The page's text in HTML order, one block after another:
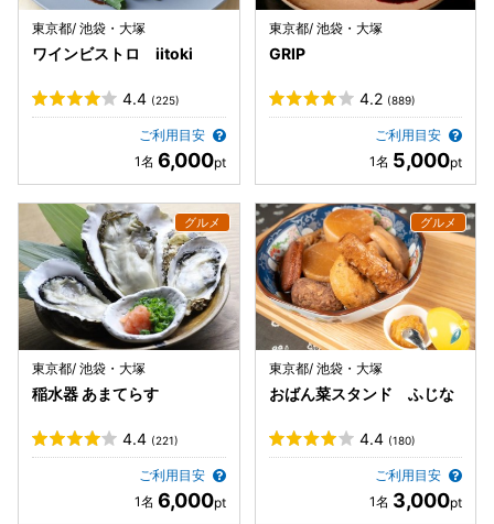
東京都/ 池袋・大塚
ワインビストロ iitoki
4.4 (225)
ご利用目安
6,000
東京都/ 池袋・大塚
GRIP
4.2 (889)
ご利用目安
5,000
東京都/ 池袋・大塚
稲水器 あまてらす
4.4 (221)
ご利用目安
6,000
東京都/ 池袋・大塚
おばん菜スタンド ふじな
4.4 (180)
ご利用目安
3,000